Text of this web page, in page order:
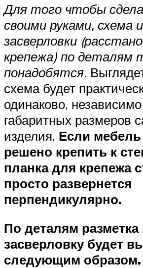
Для того чтобы
своими руками, схема
засверловки
крепежа) по деталям
понадобятся.
схема будет
одинаково,
габаритных размеров
изделия. Если мебель
решено крепить к
планка для крепежа
просто развернется
перпендикулярно.
По деталям разметка
засверловку будет
следующим образом.